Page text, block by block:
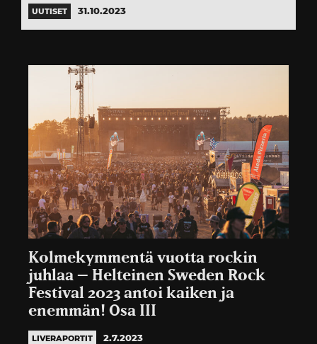
UUTISET 31.10.2023
Kolmekymmentä vuotta rockin
juhlaa – Helteinen Sweden Rock
Festival 2023 antoi kaiken ja
enemmän! Osa III
LIVERAPORTIT 2.7.2023